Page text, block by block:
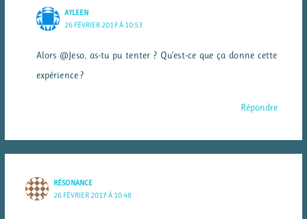
AYLEEN
26 FÉVRIER 2017 À 10:53
Alors @Jeso, as-tu pu tenter ? Qu’est-ce que ça donne cette
expérience ?
Répondre
RÉSONANCE
26 FÉVRIER 2017 À 10:48